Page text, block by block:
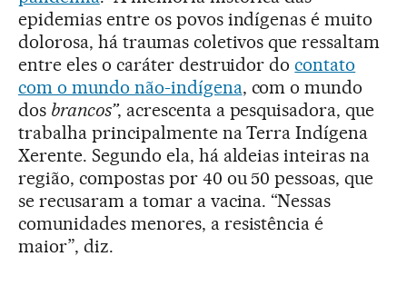
epidemias entre os povos indígenas é muito
dolorosa, há traumas coletivos que ressaltam
entre eles o caráter destruidor docontato
com o mundo não-indígena, com o mundo
dos brancos”, acrescenta a pesquisadora, que
trabalha principalmente na Terra Indígena
Xerente. Segundo ela, há aldeias inteiras na
região, compostas por 40 ou 50 pessoas, que
se recusaram a tomar a vacina. “Nessas
comunidades menores, a resistência é
maior”, diz.